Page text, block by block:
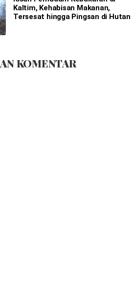
Kaltim, Kehabisan Makanan,
Tersesat hingga Pingsan di Hutan
KOMENTAR